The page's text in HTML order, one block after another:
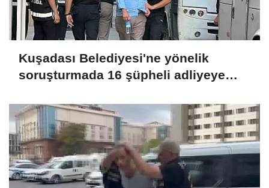
Kuşadası Belediyesi'ne yönelik
soruşturmada 16 şüpheli adliyeye